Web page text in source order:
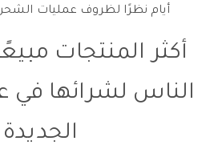
أيام نظرًا لظروف عمليات
أكثر المنتجات
الناس لشرائها
الجديدة